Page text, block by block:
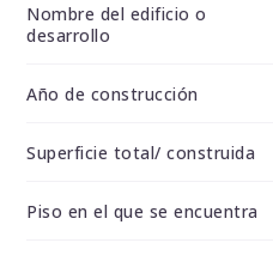
Nombre del edificio o
desarrollo
Año de construcción
Superficie total/ construida
Piso en el que se encuentra